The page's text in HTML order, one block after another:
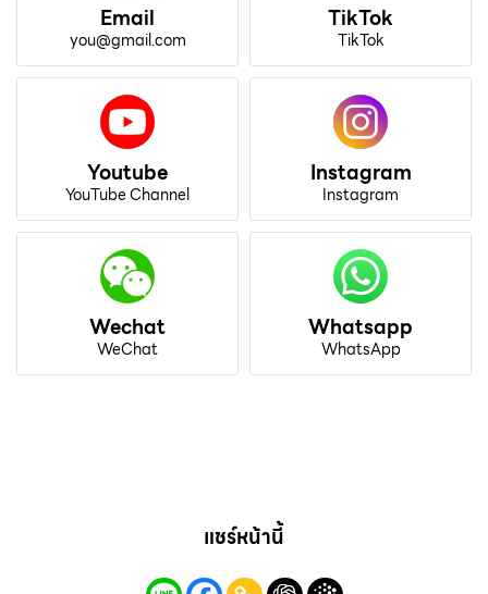
Email
you@gmail.com
TikTok
TikTok
Youtube
YouTube Channel
Instagram
Instagram
Wechat
WeChat
Whatsapp
WhatsApp
แชร์หน้านี้